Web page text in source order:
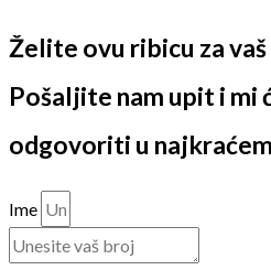
Želite ovu ribicu za
Pošaljite nam upit i mi
odgovoriti u
Ime